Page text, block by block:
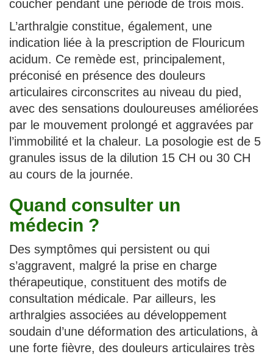
coucher pendant une période de trois mois.
L’arthralgie constitue, également, une
indication liée à la prescription de Flouricum
acidum. Ce remède est, principalement,
préconisé en présence des douleurs
articulaires circonscrites au niveau du pied,
avec des sensations douloureuses améliorées
par le mouvement prolongé et aggravées par
l’immobilité et la chaleur. La posologie est de 5
granules issus de la dilution 15 CH ou 30 CH
au cours de la journée.
Quand consulter un
médecin ?
Des symptômes qui persistent ou qui
s’aggravent, malgré la prise en charge
thérapeutique, constituent des motifs de
consultation médicale. Par ailleurs, les
arthralgies associées au développement
soudain d’une déformation des articulations, à
une forte fièvre, des douleurs articulaires très